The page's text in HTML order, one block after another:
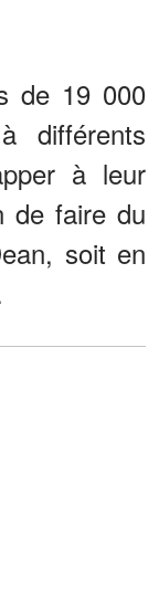
de 19 000
différents
à leur
de faire du
soit en